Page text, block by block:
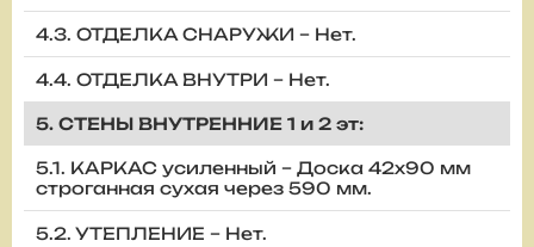
4.3. ОТДЕЛКА СНАРУЖИ – Нет.
4.4. ОТДЕЛКА ВНУТРИ – Нет.
5. СТЕНЫ ВНУТРЕННИЕ 1 и 2 эт:
5.1. КАРКАС усиленный – Доска 42х90 мм
строганная сухая через 590 мм.
5.2. УТЕПЛЕНИЕ – Нет.